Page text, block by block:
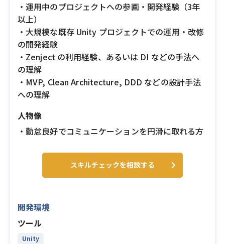
・運用中のプロジェクトへの参画・開発経験（3年
以上）
・大規模な既存 Unity プロジェクトでの運用・改修
の開発経験
・Zenject の利用経験、あるいは DI などの手法へ
の理解
・MVP, Clean Architecture, DDD などの設計手法
への理解
人物像
・勤怠良好でコミュニケーションを円滑に取れる方
スキルチェックを相談する
開発環境
ツール
Unity